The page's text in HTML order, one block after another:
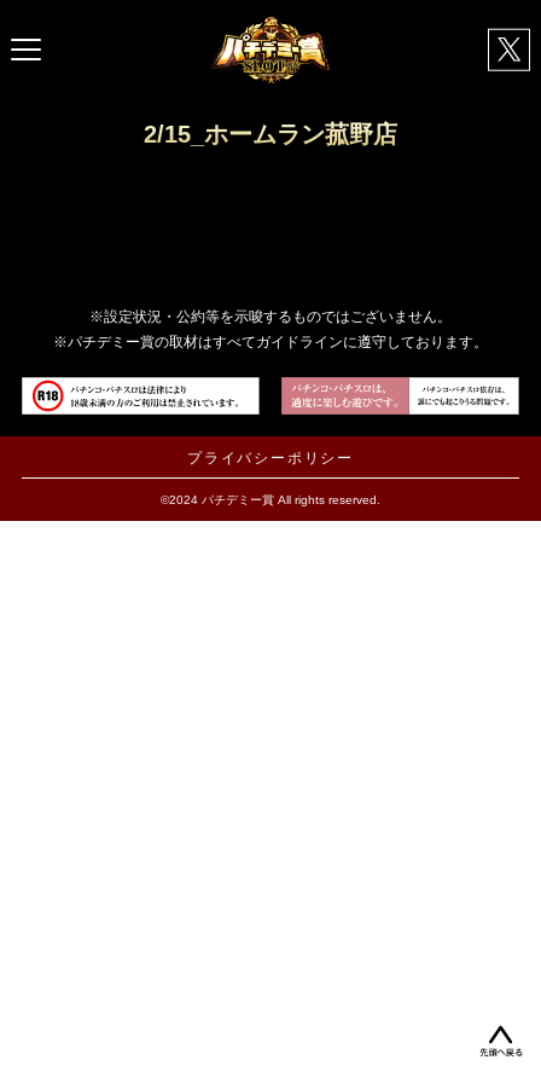
2/15_ホームラン菰野店
※設定状況・公約等を示唆するものではございません。
※パチデミー賞の取材はすべてガイドラインに遵守しております。
プライバシーポリシー
©2024 パチデミー賞 All rights reserved.